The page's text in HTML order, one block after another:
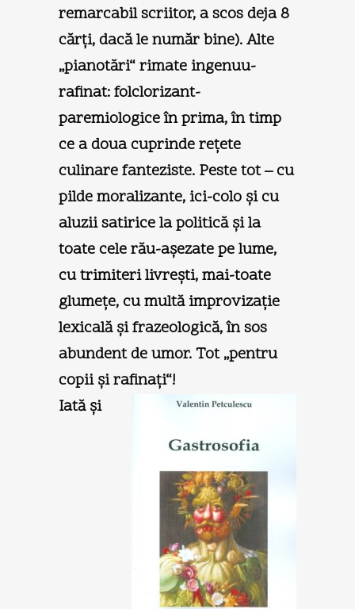
remarcabil scriitor, a scos deja 8
cărţi, dacă le număr bine). Alte
„pianotări“ rimate ingenuu-
rafinat: folclorizant-
paremiologice în prima, în timp
ce a doua cuprinde reţete
culinare fanteziste. Peste tot – cu
pilde moralizante, ici-colo şi cu
aluzii satirice la politică şi la
toate cele rău-aşezate pe lume,
cu trimiteri livreşti, mai-toate
glumeţe, cu multă improvizaţie
lexicală şi frazeologică, în sos
abundent de umor. Tot „pentru
copii şi rafinaţi“!
Iată şi